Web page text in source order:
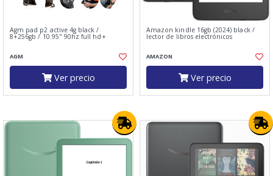
Agm pad p2 active 4g black /
8+256gb / 10.95" 90hz full hd+
AGM
Ver precio
Amazon kindle 16gb (2024) black /
lector de libros electrónicos
AMAZON
Ver precio